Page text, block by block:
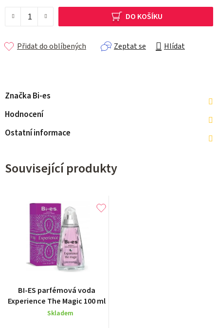
DO KOŠÍKU
Zeptat se Hlídat
Přidat do oblíbených
Značka Bi-es
Hodnocení
Ostatní informace
Související produkty
BI-ES parfémová voda
Experience The Magic 100 ml
hodnocení
produktu
je
Skladem